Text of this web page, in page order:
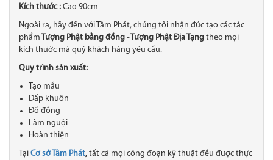
Kích thước : Cao 90cm
Ngoài ra, hãy đến với Tâm Phát, chúng tôi nhận đúc tạo các tác
phẩm Tượng Phật bằng đồng - Tượng Phật Địa Tạng theo mọi
kích thước mà quý khách hàng yêu cầu.
Quy trình sản xuất:
Tạo mẫu
Dấp khuôn
Đổ đồng
Làm nguội
Hoàn thiện
Tại Cơ sở Tâm Phát, tất cả mọi công đoạn kỹ thuật đều được thực